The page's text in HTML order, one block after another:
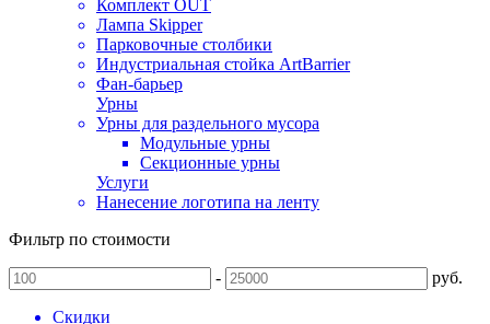
Комплект OUT
Лампа Skipper
Парковочные столбики
Индустриальная стойка ArtBarrier
Фан-барьер
Урны
Урны для раздельного мусора
Модульные урны
Секционные урны
Услуги
Нанесение логотипа на ленту
Фильтр по стоимости
- руб.
Скидки